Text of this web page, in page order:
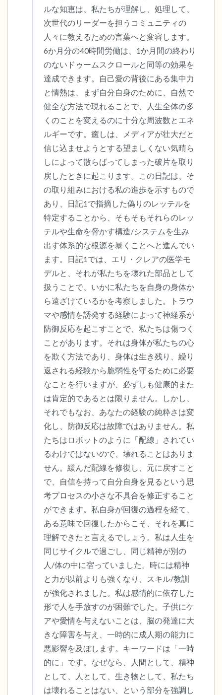
ルな知恵は、私たちが理解し、処理して、
次世代のリーダーを担うコミュニティの
人々に教えるための言葉へと変容します。
6か月分の40時間労働は、1か月間の終わり
のないドゥームスクロールと同等の効果を
達成できます。自己愛の背後にある集中力
と情熱は、まず自分自身のために、自然で
健全な方法で現れることで、人生全体の多
くのことを変えるのに十分な周波数とエネ
ルギーです。癒しは、メディアが壮大だと
信じ込ませようとする望ましくない気晴ら
しによって散らばってしまった破片を取り
戻したときに起こります。この日記は、そ
の取り組みにおける私の進歩を示すもので
あり、日記1で指摘した偽りのレッテルを
特定することから、そもそもそれらのレッ
テルや生命を脅かす構造/システムを生み
出す体系的な根源を暴くことへと進んでい
ます。日記1では、エリ・クレアの医学モ
デルと、それが私たちを壊れた部品として
扱うことで、いかに私たちを自身の身体か
ら遠ざけているかを考察しました。トラウ
マや感情を誘発する経験によって神経系が
防御反応を起こすことで、私たちは傷つく
ことがあります。それは身体が私たちの心
を欺く方法であり、身体は生き残り、繰り
返される経験から脆弱性を守るために必要
なことを行いますが、必ずしも健康的また
は肯定的であるとは限りません。しかし、
それでもなお、あなたの経験の純粋さは変
化し、防御反応は故障ではありません。私
たちはロボットのように「配線」されてい
るわけではないので、壊れることはありま
せん。緩んだ配線を修復し、元に戻すこと
で、自信を持って自分自身を見るという思
考プロセスの小さな不具合を修正すること
ができます。私自身が回復の過程を経て、
ある意味で回復したからこそ、それを真に
理解できたと言えるでしょう。私は人生を
同じサイクルで過ごし、同じ精神が別の
人/体の中に宿っていました。時には精神
と力が以前よりも強くなり、スキル/教訓
が強化されました。私は感情的に依存した
形で人を手放すのが困難でした。子供にケ
アや愛情を与えないことは、脳の発達に大
きな障害を与え、一時的に成人期の能力に
悪影響を及ぼします。キーワードは「一時
的に」です。なぜなら、人間として、精神
として、人として、生き物として、私たち
は壊れることはない、という部分を強調し